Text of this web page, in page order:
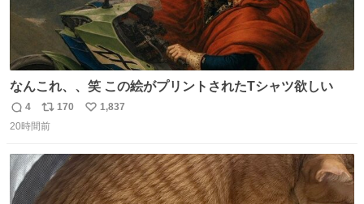
なんこれ、、笑 この絵がプリントされたTシャツ欲しい
返
信
4
リ
ポ
ト
数
170
い
数
1,837
20時間前